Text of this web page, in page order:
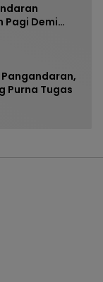
Pagi Demi
Pangandaran,
Purna Tugas